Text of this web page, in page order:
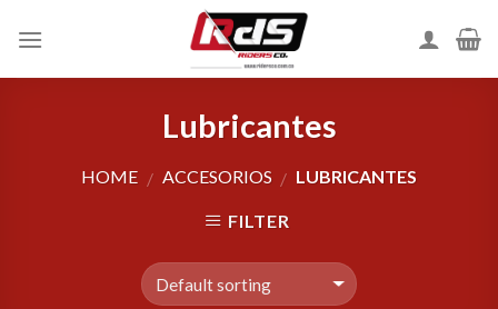
Lubricantes
HOME / ACCESORIOS / LUBRICANTES
FILTER